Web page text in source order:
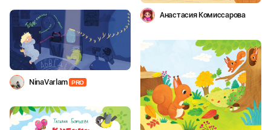
Анастасия Комиссарова
NinaVarlam PRO